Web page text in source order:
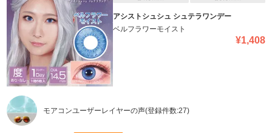
アシストシュシュ シュテラワンデー
ベルフラワーモイスト
¥1,408
モアコンユーザーレイヤーの声(登録件数:27)